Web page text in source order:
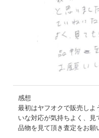
感想
最初はヤフオクで販売しよ
いな対応が気持ちよく、見
品物を見て頂き査定をお願